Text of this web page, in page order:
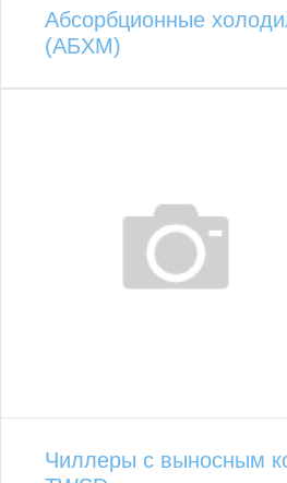
Абсорбционные
(АБХМ)
Чиллеры с выносным